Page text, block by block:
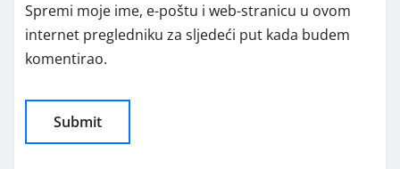
Spremi moje ime, e-poštu i web-stranicu u ovom
internet pregledniku za sljedeći put kada budem
komentirao.